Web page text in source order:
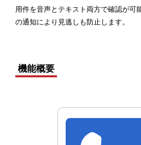
用件を音声とテキスト両方で確認が可
の通知により見逃しも防止します。
機能概要